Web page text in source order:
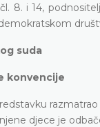
8. i 14,
suda
konvencije
djece je